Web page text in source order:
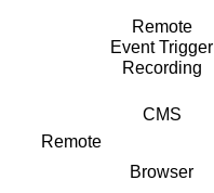
Remote
Remote
Event Trigger
Recording
CMS
Browser